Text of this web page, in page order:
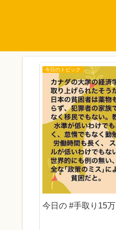
今日のトピック
今日の #手取り15万